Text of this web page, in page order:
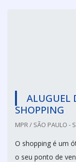
ALUGUEL
SHOPPING
MPR / SÃO PAULO -
O shopping é um
o seu ponto de